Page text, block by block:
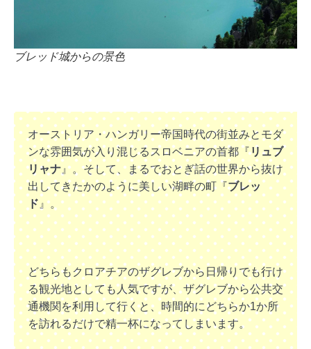
ブレッド城からの景色
オーストリア・ハンガリー帝国時代の街並みとモダ
ンな雰囲気が入り混じるスロベニアの首都『リュブ
リャナ 』。そして、まるでおとぎ話の世界から抜け
出してきたかのように美しい湖畔の町『ブレッ
ド 』。
どちらもクロアチアのザグレブから日帰りでも行け
る観光地としても人気ですが、ザグレブから公共交
通機関を利用して行くと、時間的にどちらか1か所
を訪れるだけで精一杯になってしまいます。